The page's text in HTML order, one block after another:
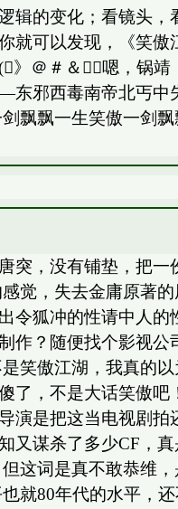
辑的变化；看镜头
你就可以发现，《
＠＃＆，嗯，锅
东邪西毒南帝北
飘飘一生笑傲一剑
，没有铺垫，把
觉，失去金庸原著
狐冲的性请中人的
作？随便找个影视
笑傲江湖，我真的
，不是大话笑傲吧
演是把这当电视剧
谋杀了多少CF，
这词是真不敢恭维
就80年代的水平，